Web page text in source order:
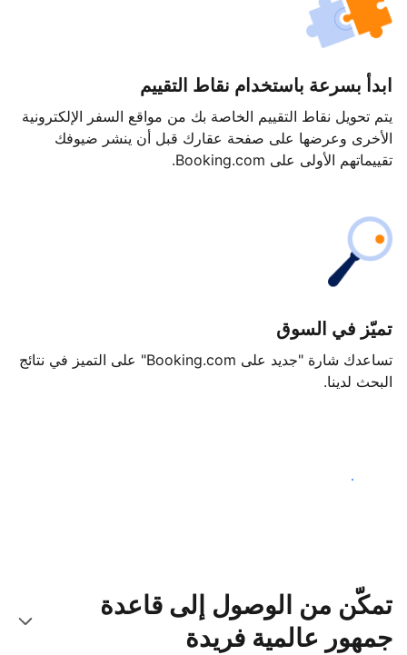
ابدأ بسرعة باستخدام نقاط التقييم
يتم تحويل نقاط التقييم الخاصة بك من مواقع السفر الإلكترونية
الأخرى وعرضها على صفحة عقارك قبل أن ينشر ضيوفك
تقييماتهم الأولى على Booking.com.
تميّز في السوق
تساعدك شارة "جديد على Booking.com" على التميز في نتائج
البحث لدينا.
ابدأ اليوم
تمكّن من الوصول إلى قاعدة
جمهور عالمية فريدة